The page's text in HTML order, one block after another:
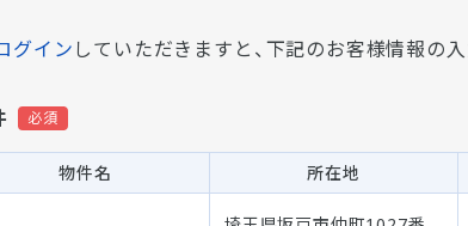
グイン していただきますと、 下記のお客様情報の
物件名 所在地